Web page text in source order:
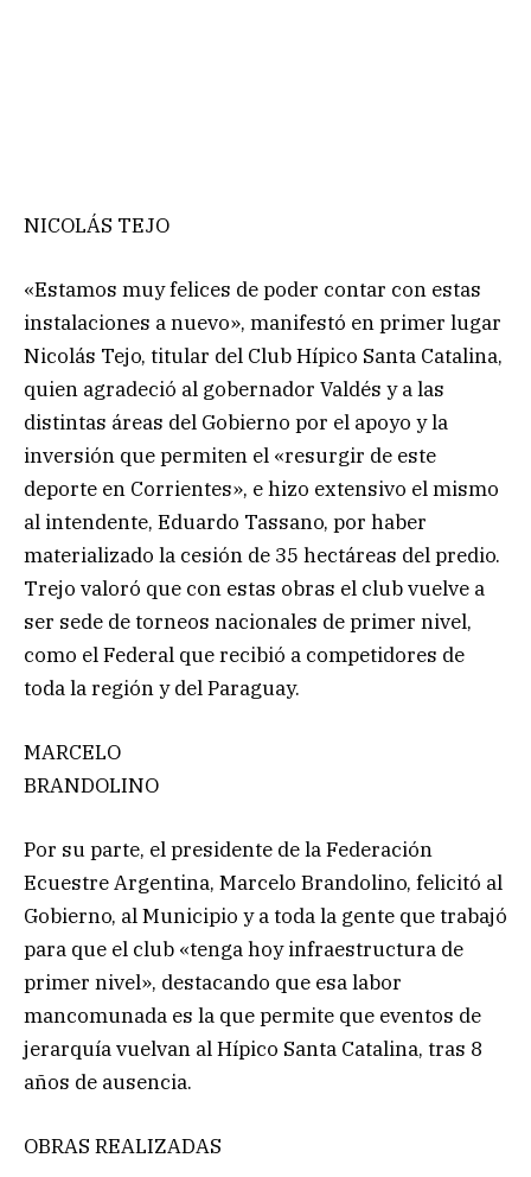
NICOLÁS TEJO
«Estamos muy felices de poder contar con estas
instalaciones a nuevo», manifestó en primer lugar
Nicolás Tejo, titular del Club Hípico Santa Catalina,
quien agradeció al gobernador Valdés y a las
distintas áreas del Gobierno por el apoyo y la
inversión que permiten el «resurgir de este
deporte en Corrientes», e hizo extensivo el mismo
al intendente, Eduardo Tassano, por haber
materializado la cesión de 35 hectáreas del predio.
Trejo valoró que con estas obras el club vuelve a
ser sede de torneos nacionales de primer nivel,
como el Federal que recibió a competidores de
toda la región y del Paraguay.
MARCELO
BRANDOLINO
Por su parte, el presidente de la Federación
Ecuestre Argentina, Marcelo Brandolino, felicitó al
Gobierno, al Municipio y a toda la gente que trabajó
para que el club «tenga hoy infraestructura de
primer nivel», destacando que esa labor
mancomunada es la que permite que eventos de
jerarquía vuelvan al Hípico Santa Catalina, tras 8
años de ausencia.
OBRAS REALIZADAS